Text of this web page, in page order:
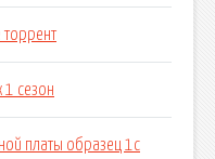
торрент
1 сезон
платы образец 1с